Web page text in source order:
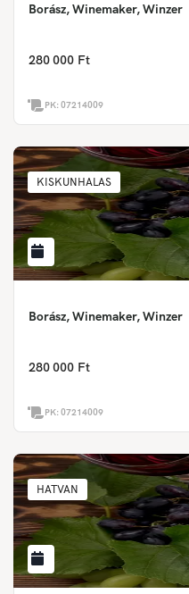
Borász, Winemaker, Winzer
280 000 Ft
PK:07214009
KISKUNHALAS
Borász, Winemaker, Winzer
280 000 Ft
PK:07214009
HATVAN